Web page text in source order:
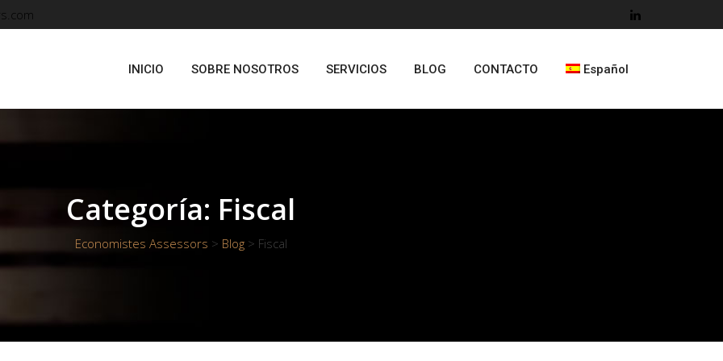
INICIO SOBRE NOSOTROS SERVICIOS BLOG CONTACTO Español
Categoría: Fiscal
Economistes Assessors > Blog> Fiscal